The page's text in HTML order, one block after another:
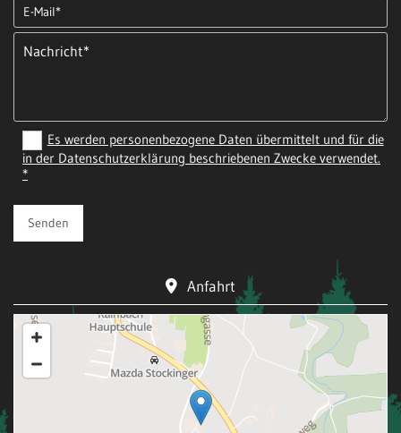
Es werden personenbezogene Daten übermittelt und für die
in der Datenschutzerklärung beschriebenen Zwecke verwendet.
*
 Anfahrt